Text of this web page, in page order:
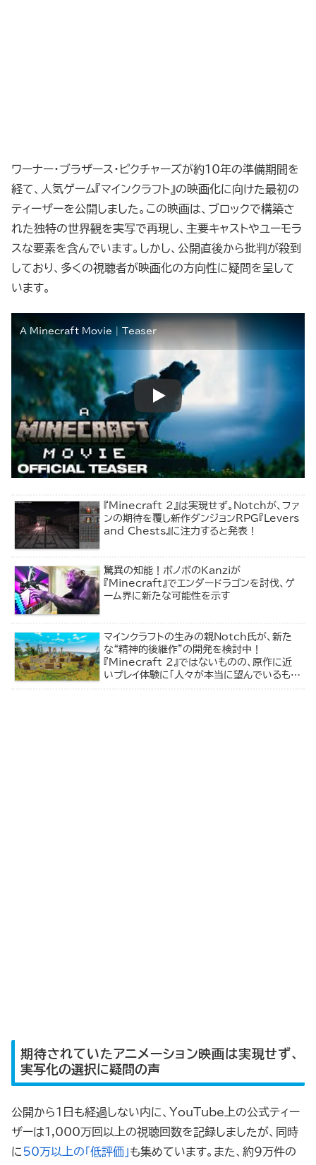
ワーナー・ブラザース・ピクチャーズが約10年の準備期間を
経て、人気ゲーム『マインクラフト』の映画化に向けた最初の
ティーザーを公開しました。この映画は、ブロックで構築さ
れた独特の世界観を実写で再現し、主要キャストやユーモラ
スな要素を含んでいます。しかし、公開直後から批判が殺到
しており、多くの視聴者が映画化の方向性に疑問を呈して
います。
A Minecraft Movie | Teaser
『Minecraft 2』は実現せず。Notchが、ファ
ンの期待を覆し新作ダンジョンRPG『Levers
and Chests』に注力すると発表！
驚異の知能！ボノボのKanziが
『Minecraft』でエンダードラゴンを討伐、ゲ
ーム界に新たな可能性を示す
マインクラフトの生みの親Notch氏が、新た
な“精神的後継作”の開発を検討中！
『Minecraft 2』ではないものの、原作に近
いプレイ体験に「人々が本当に望んでいるもの
期待されていたアニメーション映画は実現せず、
実写化の選択に疑問の声
公開から1日も経過しない内に、YouTube上の公式ティー
ザーは1,000万回以上の視聴回数を記録しましたが、同時
に 50万以上の「低評価」も集めています。また、約9万件の